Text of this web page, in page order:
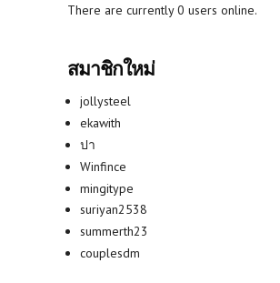
There are currently 0 users online.
สมาชิกใหม่
jollysteel
ekawith
ปา
Winfince
mingitype
suriyan2538
summerth23
couplesdm